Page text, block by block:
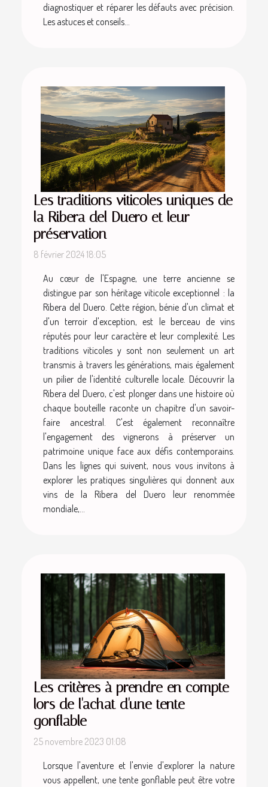
diagnostiquer et réparer les défauts avec précision.
Les astuces et conseils...
Les traditions viticoles uniques de
la Ribera del Duero et leur
préservation
8 février 2024 18:05
Au cœur de l'Espagne, une terre ancienne se
distingue par son héritage viticole exceptionnel : la
Ribera del Duero. Cette région, bénie d'un climat et
d'un terroir d'exception, est le berceau de vins
réputés pour leur caractère et leur complexité. Les
traditions viticoles y sont non seulement un art
transmis à travers les générations, mais également
un pilier de l'identité culturelle locale. Découvrir la
Ribera del Duero, c'est plonger dans une histoire où
chaque bouteille raconte un chapitre d'un savoir-
faire ancestral. C'est également reconnaître
l'engagement des vignerons à préserver un
patrimoine unique face aux défis contemporains.
Dans les lignes qui suivent, nous vous invitons à
explorer les pratiques singulières qui donnent aux
vins de la Ribera del Duero leur renommée
mondiale,...
Les critères à prendre en compte
lors de l'achat d'une tente
gonflable
25 novembre 2023 01:08
Lorsque l'aventure et l'envie d'explorer la nature
vous appellent, une tente gonflable peut être votre